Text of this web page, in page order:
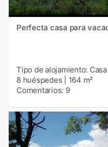
Perfecta casa para
Tipo de alojamiento: Casa
8 huéspedes
164 m²
Comentarios: 9